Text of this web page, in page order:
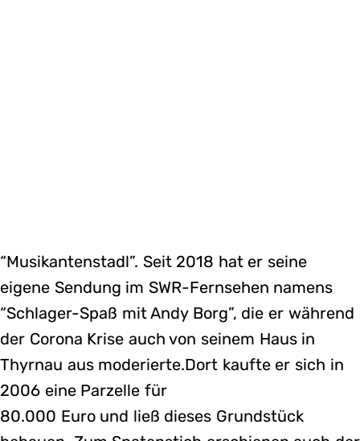
“Musikantenstadl”. Seit 2018 hat er seine
eigene Sendung im SWR-Fernsehen namens
“Schlager-Spaß mit Andy Borg”, die er während
der Corona Krise auch von seinem Haus in
Thyrnau aus moderierte.Dort kaufte er sich in
2006 eine Parzelle für
80.000 Euro und ließ dieses Grundstück